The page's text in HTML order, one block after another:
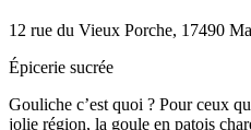
12 rue du Vieux Porche, 17490
Épicerie sucrée
Gouliche c’est quoi ? Pour ceux
jolie région, la goule en patois